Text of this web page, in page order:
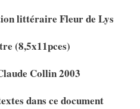
littéraire Fleur de Lys
(8,5x11pces)
Collin 2003
dans ce document